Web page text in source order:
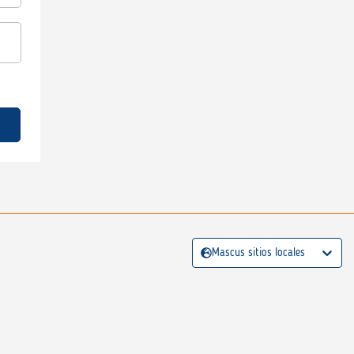
Mascus sitios locales